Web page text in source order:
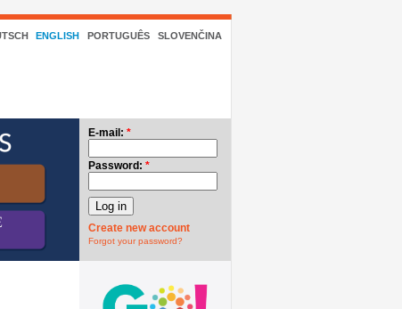
ENGLISH PORTUGUÊS SLOVENČINA
E-mail: *
Password: *
Create new account
Forgot your password?